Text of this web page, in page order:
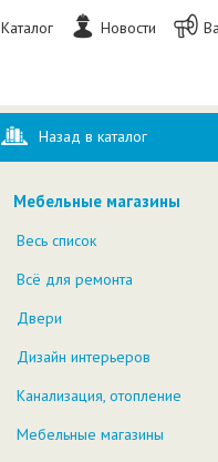
Каталог Новости
Назад в каталог
Мебельные магазины
Весь список
Всё для ремонта
Двери
Дизайн интерьеров
Канализация, отопление
Мебельные магазины